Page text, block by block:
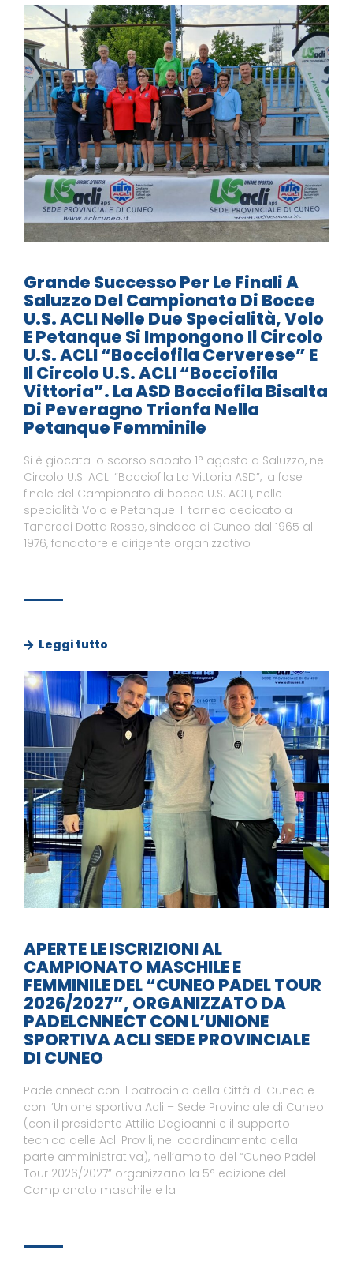
Grande Successo Per Le Finali A
Saluzzo Del Campionato Di Bocce
U.S. ACLI Nelle Due Specialità, Volo
E Petanque Si Impongono Il Circolo
U.S. ACLI “Bocciofila Cerverese” E
Il Circolo U.S. ACLI “Bocciofila
Vittoria”. La ASD Bocciofila Bisalta
Di Peveragno Trionfa Nella
Petanque Femminile
Si è giocata lo scorso sabato 1° agosto a Saluzzo, nel
Circolo U.S. ACLI “Bocciofila La Vittoria ASD”, la fase
finale del Campionato di bocce U.S. ACLI, nelle
specialità Volo e Petanque. Il torneo dedicato a
Tancredi Dotta Rosso, sindaco di Cuneo dal 1965 al
1976, fondatore e dirigente organizzativo
Leggi tutto
APERTE LE ISCRIZIONI AL
CAMPIONATO MASCHILE E
FEMMINILE DEL “CUNEO PADEL TOUR
2026/2027”, ORGANIZZATO DA
PADELCNNECT CON L’UNIONE
SPORTIVA ACLI SEDE PROVINCIALE
DI CUNEO
Padelcnnect con il patrocinio della Città di Cuneo e
con l’Unione sportiva Acli – Sede Provinciale di Cuneo
(con il presidente Attilio Degioanni e il supporto
tecnico delle Acli Prov.li, nel coordinamento della
parte amministrativa), nell’ambito del “Cuneo Padel
Tour 2026/2027” organizzano la 5° edizione del
Campionato maschile e la